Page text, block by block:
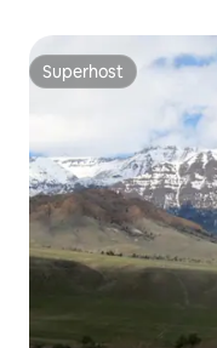
Superhost
Superhost